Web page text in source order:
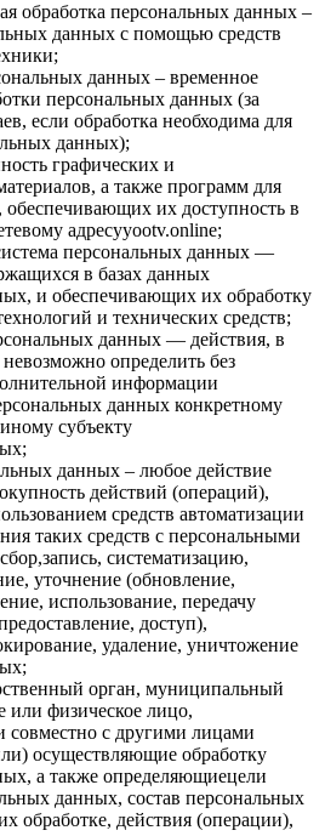
обработка персональных данных –
данных с помощью средств
данных – временное
персональных данных (за
если обработка необходима для
данных);
графических и
а также программ для
их доступность в
адресуyootv.online;
персональных данных —
в базах данных
и обеспечивающих их обработку
и технических средств;
данных — действия, в
невозможно определить без
информации
данных конкретному
субъекту
данных – любое действие
действий (операций),
средств автоматизации
таких средств с персональными
систематизацию,
уточнение (обновление,
использование, передачу
доступ),
удаление, уничтожение
орган, муниципальный
или физическое лицо,
совместно с другими лицами
осуществляющие обработку
а также определяющиецели
данных, состав персональных
обработке, действия (операции),